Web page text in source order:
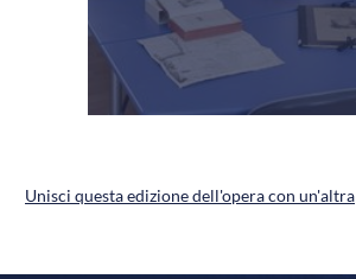
Unisci questa edizione dell'opera con un'altra